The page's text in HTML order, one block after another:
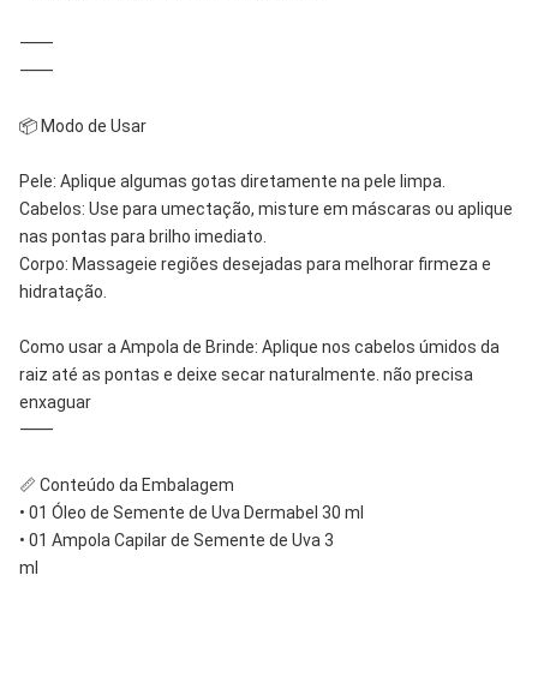
⸻
⸻
📦 Modo de Usar
Pele: Aplique algumas gotas diretamente na pele limpa.
Cabelos: Use para umectação, misture em máscaras ou aplique
nas pontas para brilho imediato.
Corpo: Massageie regiões desejadas para melhorar firmeza e
hidratação.
Como usar a Ampola de Brinde: Aplique nos cabelos úmidos da
raiz até as pontas e deixe secar naturalmente. não precisa
enxaguar
⸻
📏 Conteúdo da Embalagem
• 01 Óleo de Semente de Uva Dermabel 30 ml
• 01 Ampola Capilar de Semente de Uva 3
ml